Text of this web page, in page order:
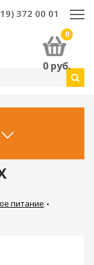
0
0 руб.
372 00 01
питание